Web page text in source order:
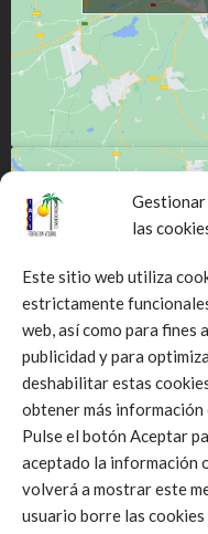
las
Este sitio web utiliza
estrictamente
web, así como para fines
publicidad y para
deshabilitar estas
obtener más
Pulse el botón Aceptar
aceptado la información
volverá a mostrar este
usuario borre las
Click to